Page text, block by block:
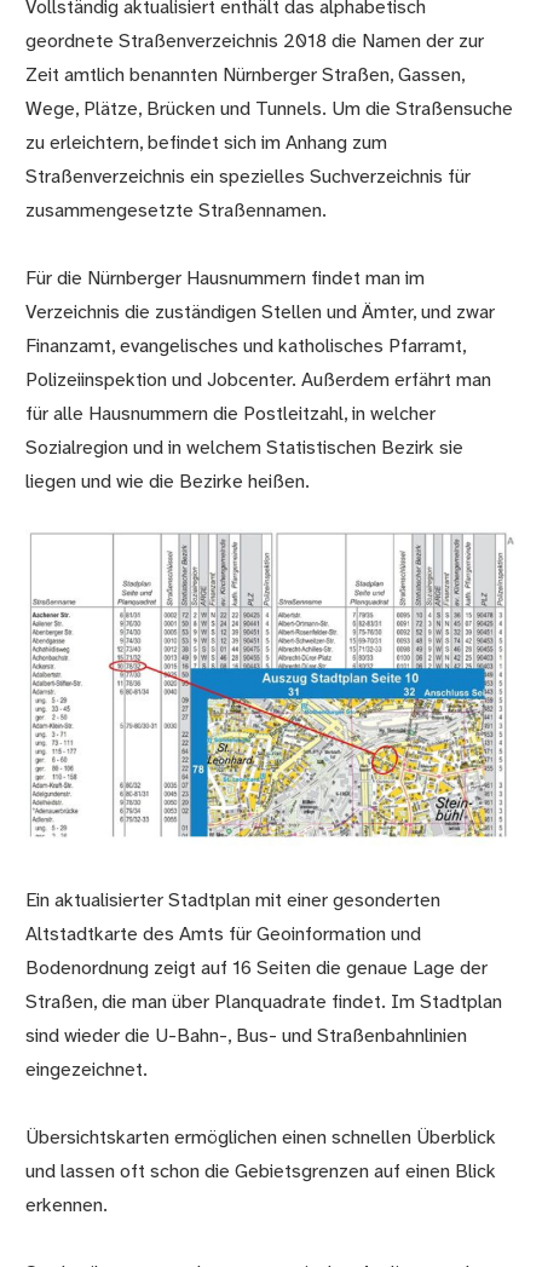
Vollständig aktualisiert enthält das alphabetisch
geordnete Straßenverzeichnis 2018 die Namen der zur
Zeit amtlich benannten Nürnberger Straßen, Gassen,
Wege, Plätze, Brücken und Tunnels. Um die Straßensuche
zu erleichtern, befindet sich im Anhang zum
Straßenverzeichnis ein spezielles Suchverzeichnis für
zusammengesetzte Straßennamen.
Für die Nürnberger Hausnummern findet man im
Verzeichnis die zuständigen Stellen und Ämter, und zwar
Finanzamt, evangelisches und katholisches Pfarramt,
Polizeiinspektion und Jobcenter. Außerdem erfährt man
für alle Hausnummern die Postleitzahl, in welcher
Sozialregion und in welchem Statistischen Bezirk sie
liegen und wie die Bezirke heißen.
Ein aktualisierter Stadtplan mit einer gesonderten
Altstadtkarte des Amts für Geoinformation und
Bodenordnung zeigt auf 16 Seiten die genaue Lage der
Straßen, die man über Planquadrate findet. Im Stadtplan
sind wieder die U-Bahn-, Bus- und Straßenbahnlinien
eingezeichnet.
Übersichtskarten ermöglichen einen schnellen Überblick
und lassen oft schon die Gebietsgrenzen auf einen Blick
erkennen.